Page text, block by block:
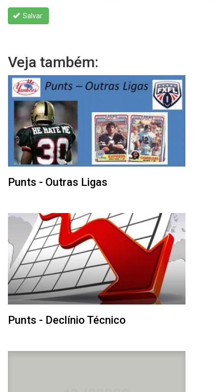
Salvar
Veja também:
Punts - Outras Ligas
Punts - Declínio Técnico